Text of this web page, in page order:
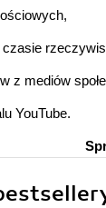
z mediów
YouTube.